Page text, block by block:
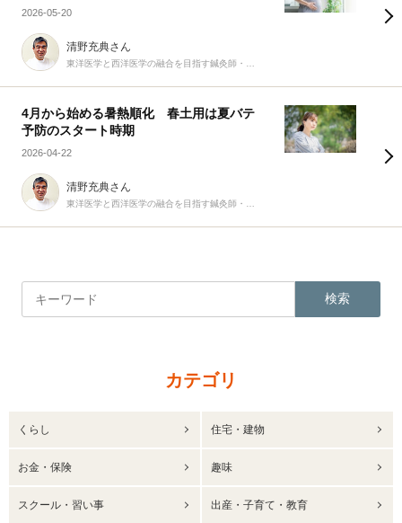
2026-05-20
清野充典さん
4月から始める暑熱順化 春土用は夏バテ
予防のスタート時期
2026-04-22
清野充典さん
検索
カテゴリ
くらし 住宅・建物
お金・保険 趣味
スクール・習い事 出産・子育て・教育